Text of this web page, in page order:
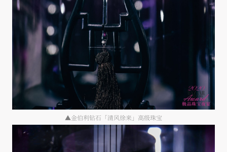
▲金伯利钻石「清风徐来」高级珠宝